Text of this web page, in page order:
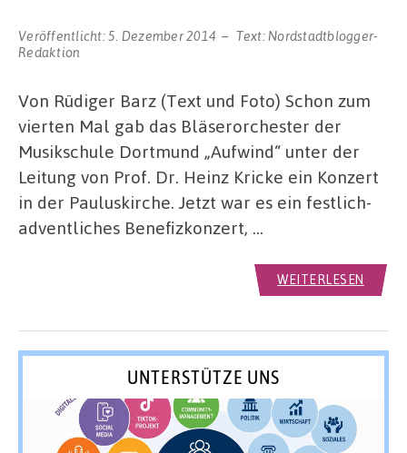
Veröffentlicht:5. Dezember 2014 Text: Nordstadtblogger-
Redaktion
Von Rüdiger Barz (Text und Foto) Schon zum
vierten Mal gab das Bläserorchester der
Musikschule Dortmund „Aufwind“ unter der
Leitung von Prof. Dr. Heinz Kricke ein Konzert
in der Pauluskirche. Jetzt war es ein festlich-
adventliches Benefizkonzert, …
WEITERLESEN
UNTERSTÜTZE UNS